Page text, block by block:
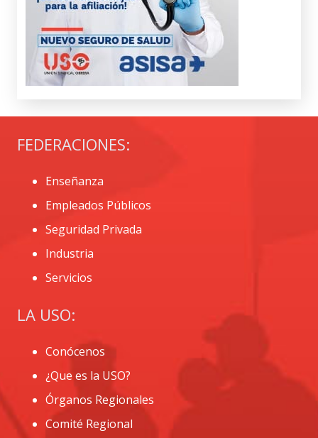
FEDERACIONES:
Enseñanza
Empleados Públicos
Seguridad Privada
Industria
Servicios
LA USO:
Conócenos
¿Que es la USO?
Órganos Regionales
Comité Regional